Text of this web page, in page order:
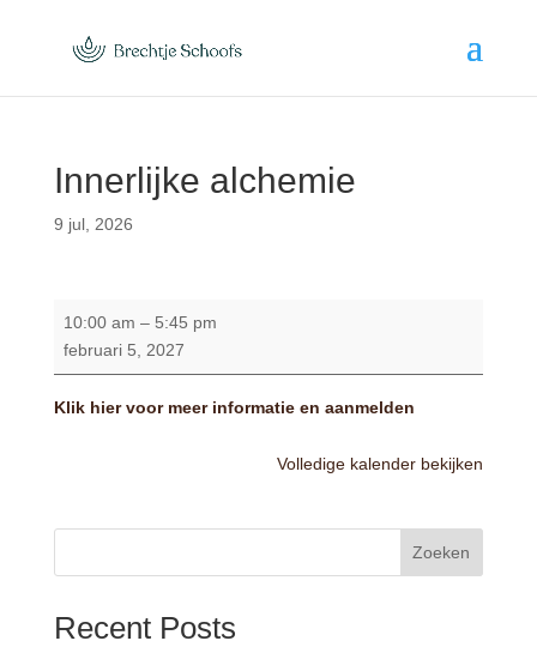
Innerlijke alchemie
9 jul, 2026
10:00 am – 5:45 pm
februari 5, 2027
Klik hier voor meer informatie en aanmelden
Volledige kalender bekijken
Zoeken
Recent Posts